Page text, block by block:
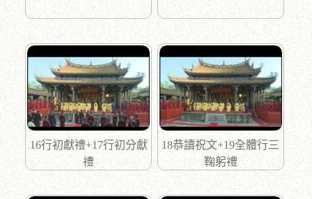
16行初獻禮+17行初分獻
禮
18恭讀祝文+19全體行三
鞠躬禮